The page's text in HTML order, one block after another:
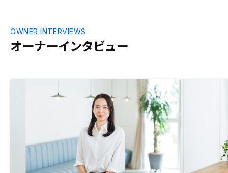
オーナーインタビュー
OWNER INTERVIEWS